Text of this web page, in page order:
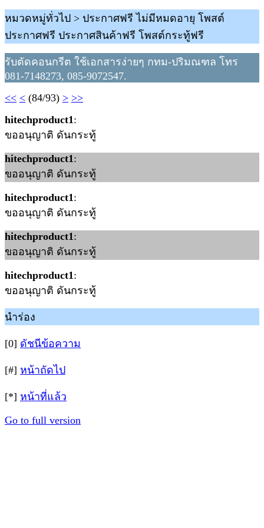
หมวดหมู่ทั่วไป > ประกาศฟรี ไม่มีหมดอายุ โพสต์
ประกาศฟรี ประกาศสินค้าฟรี โพสต์กระทู้ฟรี
รับตัดคอนกรีต ใช้เอกสารง่ายๆ กทม-ปริมณฑล โทร
081-7148273, 085-9072547.
<< < (84/93) > >>
hitechproduct1:
ขออนุญาติ ดันกระทู้
hitechproduct1:
ขออนุญาติ ดันกระทู้
hitechproduct1:
ขออนุญาติ ดันกระทู้
hitechproduct1:
ขออนุญาติ ดันกระทู้
hitechproduct1:
ขออนุญาติ ดันกระทู้
นำร่อง
[0] ดัชนีข้อความ
[#] หน้าถัดไป
[*] หน้าที่แล้ว
Go to full version